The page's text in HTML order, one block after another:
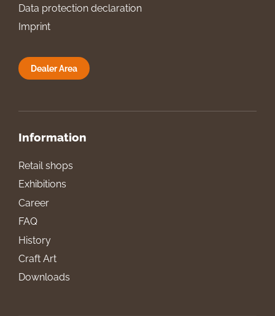
Data protection declaration
Imprint
Dealer Area
Information
Retail shops
Exhibitions
Career
FAQ
History
Craft Art
Downloads